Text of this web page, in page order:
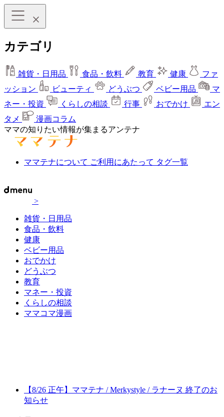
カテゴリ
雑貨・日用品 食品・飲料 教育 健康
ファ
ッション
ビューティ どうぶつ ベビー用品
マ
ネー・投資
くらしの相談 行事 おでかけ
エン
タメ
漫画コラム
ママの知りたい情報が集まるアンテナ
ママテナについて ご利用にあたって タグ一覧
>
雑貨・日用品
食品・飲料
健康
ベビー用品
おでかけ
どうぶつ
教育
マネー・投資
くらしの相談
ママコマ漫画
【8/26 正午】ママテナ / Merkystyle / ラナーヌ 終了のお
知らせ